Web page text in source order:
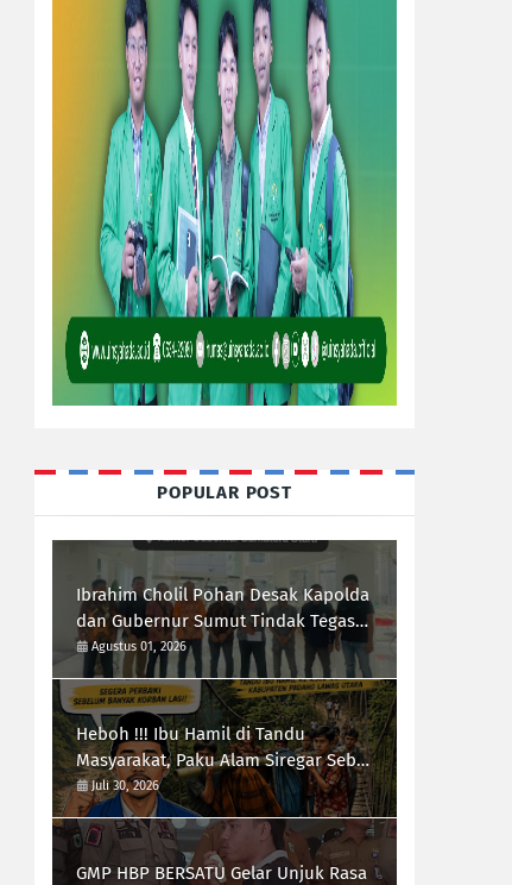
POPULAR POST
Ibrahim Cholil Pohan Desak Kapolda
dan Gubernur Sumut Tindak Tegas
Galian C Ilegal di Sipiongot Julu Kec.
Dolok Kab. Paluta
Agustus 01, 2026
Heboh !!! Ibu Hamil di Tandu
Masyarakat, Paku Alam Siregar Sebut
Infrastruktur Kab.Paluta "Parah"
Juli 30, 2026
GMP HBP BERSATU Gelar Unjuk Rasa